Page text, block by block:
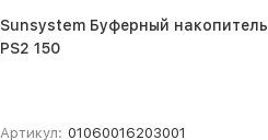
Sunsystem Буферный накопитель
PS2 150
Артикул: 01060016203001